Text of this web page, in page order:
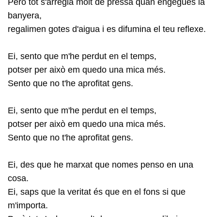
Però tot s'arregla molt de pressa quan engegues la
banyera,
regalimen gotes d'aigua i es difumina el teu reflexe.
Ei, sento que m'he perdut en el temps,
potser per això em quedo una mica més.
Sento que no t'he aprofitat gens.
Ei, sento que m'he perdut en el temps,
potser per això em quedo una mica més.
Sento que no t'he aprofitat gens.
Ei, des que he marxat que nomes penso en una
cosa.
Ei, saps que la veritat és que en el fons si que
m'importa.